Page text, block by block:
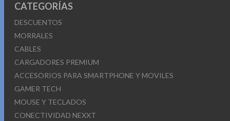
CATEGORÍAS
DESCUENTOS
MORRALES
CABLES
CARGADORES PREMIUM
ACCESORIOS PARA SMARTPHONE Y MOVILES
GAMER TECH
MOUSE Y TECLADOS
CONECTIVIDAD NEXXT